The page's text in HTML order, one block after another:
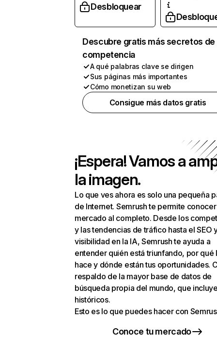
Desbloquear
Descubre gratis más secretos de
competencia
A qué palabras clave se dirigen
Sus páginas más importantes
Cómo monetizan su web
Consigue más datos gratis
¡Espera! Vamos a
la imagen.
Lo que ves ahora es solo una pequeña
de Internet. Semrush te permite
mercado al completo. Desde los
y las tendencias de tráfico hasta el SEO
visibilidad en la IA, Semrush te ayuda a
entender quién está triunfando, por qué
hace y dónde están tus oportunidades.
respaldo de la mayor base de datos de
búsqueda propia del mundo, que
históricos.
Esto es lo que puedes hacer con
Conoce tu mercado